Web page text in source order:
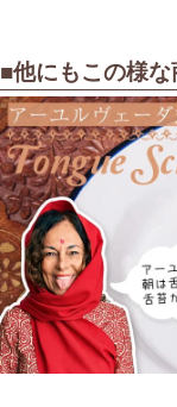
■他にもこの様